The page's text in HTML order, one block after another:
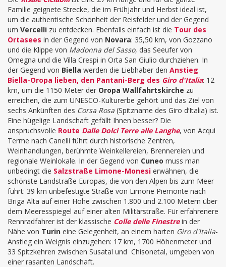
Familie geignete Strecke, die im Frühjahr und Herbst ideal ist,
um die authentische Schönheit der Reisfelder und der Gegend
um Vercelli zu entdecken. Ebenfalls einfach ist die Tour des
Ortasees in der Gegend von Novara: 35,50 km, von Gozzano
und die Klippe von Madonna del Sasso, das Seeufer von
Omegna und die Villa Crespi in Orta San Giulio durchziehen. In
der Gegend von Biella werden die Liebhaber den Anstieg
Biella-Oropa lieben, den Pantani-Berg des Giro d'Italia: 12
km, um die 1150 Meter der Oropa Wallfahrtskirche zu
erreichen, die zum UNESCO-Kulturerbe gehört und das Ziel von
sechs Ankünften des Corsa Rosa (Spitzname des Giro d‘Italia) ist.
Eine hügelige Landschaft gefällt Ihnen besser? Die
anspruchsvolle Route Dalle Dolci Terre alle Langhe, von Acqui
Terme nach Canelli führt durch historische Zentren,
Weinhandlungen, berühmte Weinkellereien, Brennereien und
regionale Weinlokale. In der Gegend von Cuneo muss man
unbedingt die Salzstraße Limone-Monesi erwähnen, die
schönste Landstraße Europas, die von den Alpen bis zum Meer
führt: 39 km unbefestigte Straße von Limone Piemonte nach
Briga Alta auf einer Höhe zwischen 1.800 und 2.100 Metern über
dem Meeresspiegel auf einer alten Militärstraße. Für erfahrenere
Rennradfahrer ist der klassische Colle delle Finestrein der
Nähe von Turin eine Gelegenheit, an einem harten Giro d'Italia-
Anstieg ein Weignis einzugehen: 17 km, 1700 Höhenmeter und
33 Spitzkehren zwischen Susatal und Chisonetal, umgeben von
einer rasanten Landschaft.